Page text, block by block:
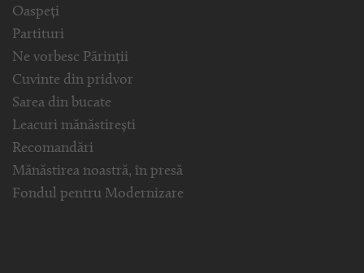
Oaspeți
Partituri
Ne vorbesc Părinții
Cuvinte din pridvor
Sarea din bucate
Leacuri mănăstirești
Recomandări
Mănăstirea noastră, în presă
Fondul pentru Modernizare